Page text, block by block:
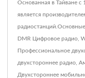
Основанная в Тайване с
является
DMR Цифровое радио,
Профессиональное
двухстороннее радио,
Двухстороннее